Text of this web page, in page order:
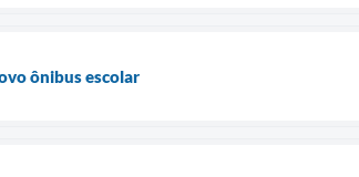
ônibus escolar